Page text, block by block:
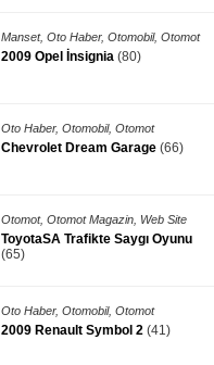
Manset, Oto Haber, Otomobil, Otomot
2009 Opel İnsignia (80)
Oto Haber, Otomobil, Otomot
Chevrolet Dream Garage (66)
Otomot, Otomot Magazin Web Site
ToyotaSA Trafikte Saygı Oyunu
(65)
Oto Haber, Otomobil, Otomot
2009 Renault Symbol 2 (41)